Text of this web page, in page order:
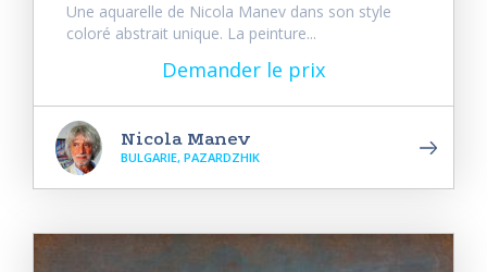
Une aquarelle de Nicola Manev dans son style
coloré abstrait unique. La peinture...
Demander le prix
Nicola Manev
BULGARIE, PAZARDZHIK